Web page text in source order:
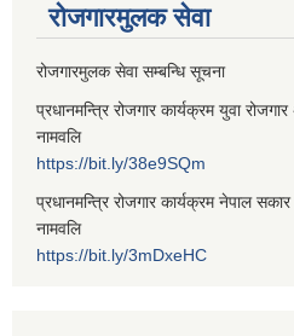
रोजगारमुलक सेवा
रोजगारमुलक सेवा सम्बन्धि सूचना
प्रधानमन्त्रि रोजगार कार्यक्रम युवा
नामवलि
https://bit.ly/38e9SQm
प्रधानमन्त्रि रोजगार कार्यक्रम नेपाल
नामवलि
https://bit.ly/3mDxeHC